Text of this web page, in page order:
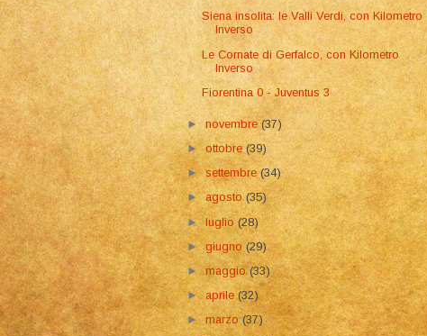
Siena insolita: le Valli Verdi, con Kilometro
Inverso
Le Cornate di Gerfalco, con Kilometro
Inverso
Fiorentina 0 - Juventus 3
►novembre(37)
►ottobre(39)
►settembre(34)
►agosto(35)
►luglio(28)
►giugno(29)
►maggio(33)
► aprile(32)
►marzo(37)